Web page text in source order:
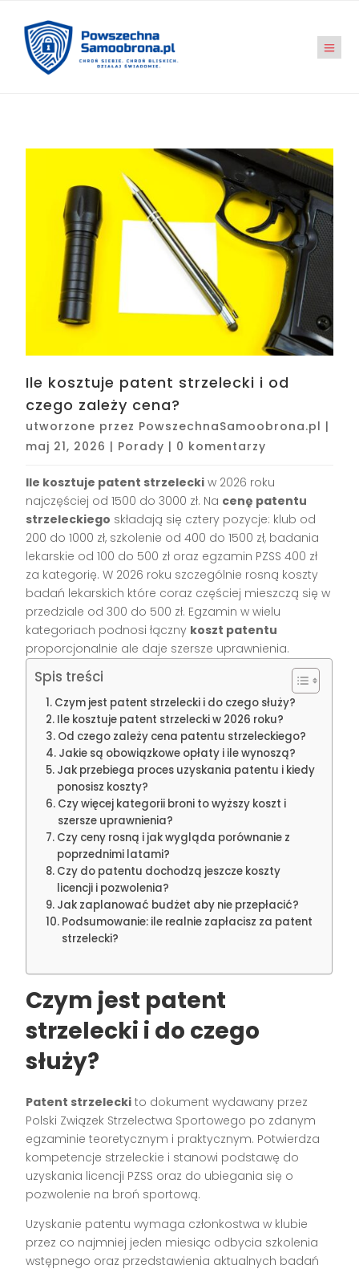
Ile kosztuje patent strzelecki i od
czego zależy cena?
utworzone przez PowszechnaSamoobrona.pl |
maj 21, 2026 | Porady | 0 komentarzy
Ile kosztuje patent strzelecki w 2026 roku
najczęściej od 1500 do 3000 zł. Na cenę patentu
strzeleckiego składają się cztery pozycje: klub od
200 do 1000 zł, szkolenie od 400 do 1500 zł, badania
lekarskie od 100 do 500 zł oraz egzamin PZSS 400 zł
za kategorię. W 2026 roku szczególnie rosną koszty
badań lekarskich które coraz częściej mieszczą się w
przedziale od 300 do 500 zł. Egzamin w wielu
kategoriach podnosi łączny koszt patentu
proporcjonalnie ale daje szersze uprawnienia.
Spis treści
Czym jest patent strzelecki i do czego służy?
Ile kosztuje patent strzelecki w 2026 roku?
Od czego zależy cena patentu strzeleckiego?
Jakie są obowiązkowe opłaty i ile wynoszą?
Jak przebiega proces uzyskania patentu i kiedy
ponosisz koszty?
Czy więcej kategorii broni to wyższy koszt i
szersze uprawnienia?
Czy ceny rosną i jak wygląda porównanie z
poprzednimi latami?
Czy do patentu dochodzą jeszcze koszty
licencji i pozwolenia?
Jak zaplanować budżet aby nie przepłacić?
Podsumowanie: ile realnie zapłacisz za patent
strzelecki?
Czym jest patent
strzelecki i do czego
służy?
Patent strzelecki to dokument wydawany przez
Polski Związek Strzelectwa Sportowego po zdanym
egzaminie teoretycznym i praktycznym. Potwierdza
kompetencje strzeleckie i stanowi podstawę do
uzyskania licencji PZSS oraz do ubiegania się o
pozwolenie na broń sportową.
Uzyskanie patentu wymaga członkostwa w klubie
przez co najmniej jeden miesiąc odbycia szkolenia
wstępnego oraz przedstawienia aktualnych badań